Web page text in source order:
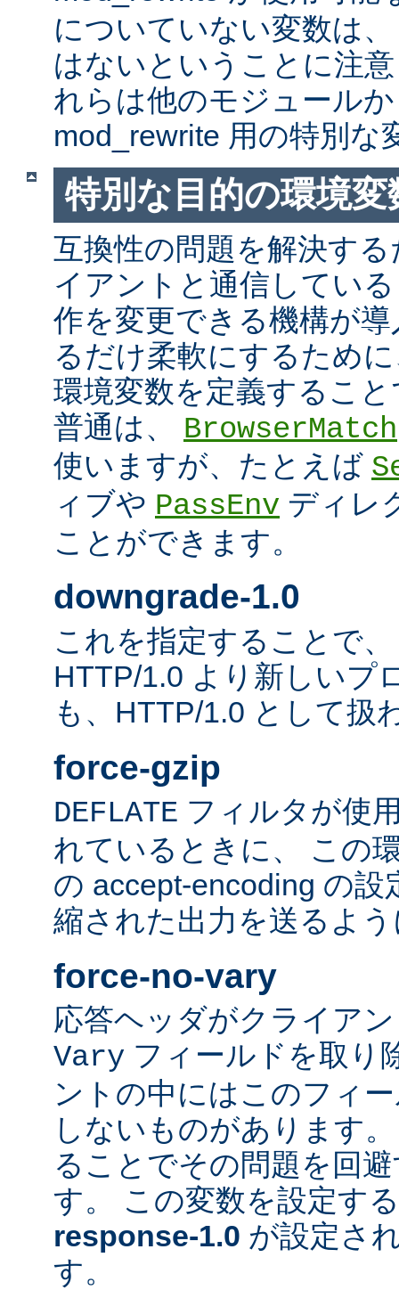
についていない変数は
はないということに注
れらは他のモジュール
mod_rewrite 用の特別な
特別な目的の環境変
互換性の問題を解決す
イアントと通信してい
作を変更できる機構が
るだけ柔軟にするため
環境変数を定義するこ
普通は、 BrowserMatch
使いますが、たとえば
ィブや PassEnv ディレ
ことができます。
downgrade-1.0
これを指定することで
HTTP/1.0 より新しいプ
も、HTTP/1.0 として扱
force-gzip
DEFLATE フィルタが使
れているときに、 この
の accept-encoding の
縮された出力を送るよ
force-no-vary
応答ヘッダがクライア
Vary フィールドを取り
ントの中にはこのフィ
しないものがあります
ることでその問題を回
す。 この変数を設定す
response-1.0 が設定さ
す。